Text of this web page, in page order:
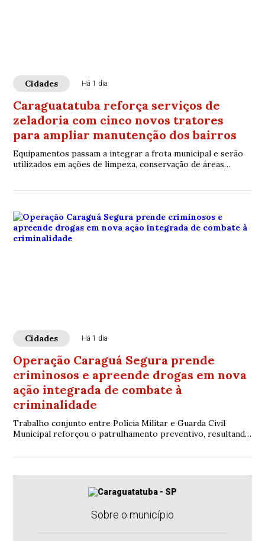
Cidades Há 1 dia
Caraguatatuba reforça serviços de
zeladoria com cinco novos tratores
para ampliar manutenção dos bairros
Equipamentos passam a integrar a frota municipal e serão
utilizados em ações de limpeza, conservação de áreas
Cidades Há 1 dia
Operação Caraguá Segura prende
criminosos e apreende drogas em nova
ação integrada de combate à
criminalidade
Trabalho conjunto entre Polícia Militar e Guarda Civil
Municipal reforçou o patrulhamento preventivo, resultando
segurança em diferentes bairros de Caraguatatuba
Sobre o município